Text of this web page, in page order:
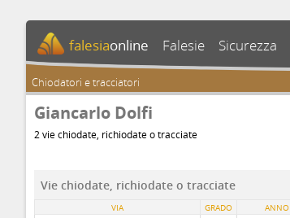
falesiaonline Falesie Sicurezza
Chiodatori e tracciatori
Giancarlo Dolfi
2 vie chiodate, richiodate o tracciate
Vie chiodate, richiodate o tracciate
VIA GRADO ANNO